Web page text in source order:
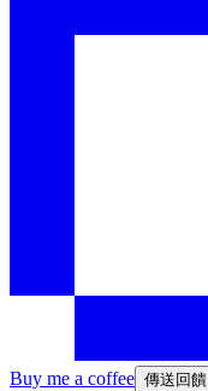
Buy me a coffee 傳送回饋